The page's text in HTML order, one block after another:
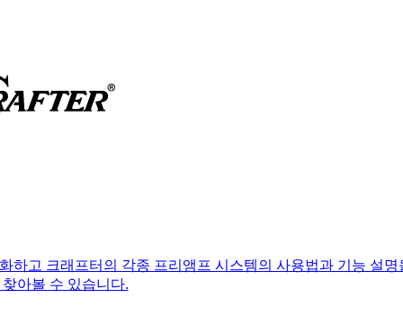
하고 크래프터의 각종 프리앰프 시스템의 사용법과 기능 설명
아볼 수 있습니다.